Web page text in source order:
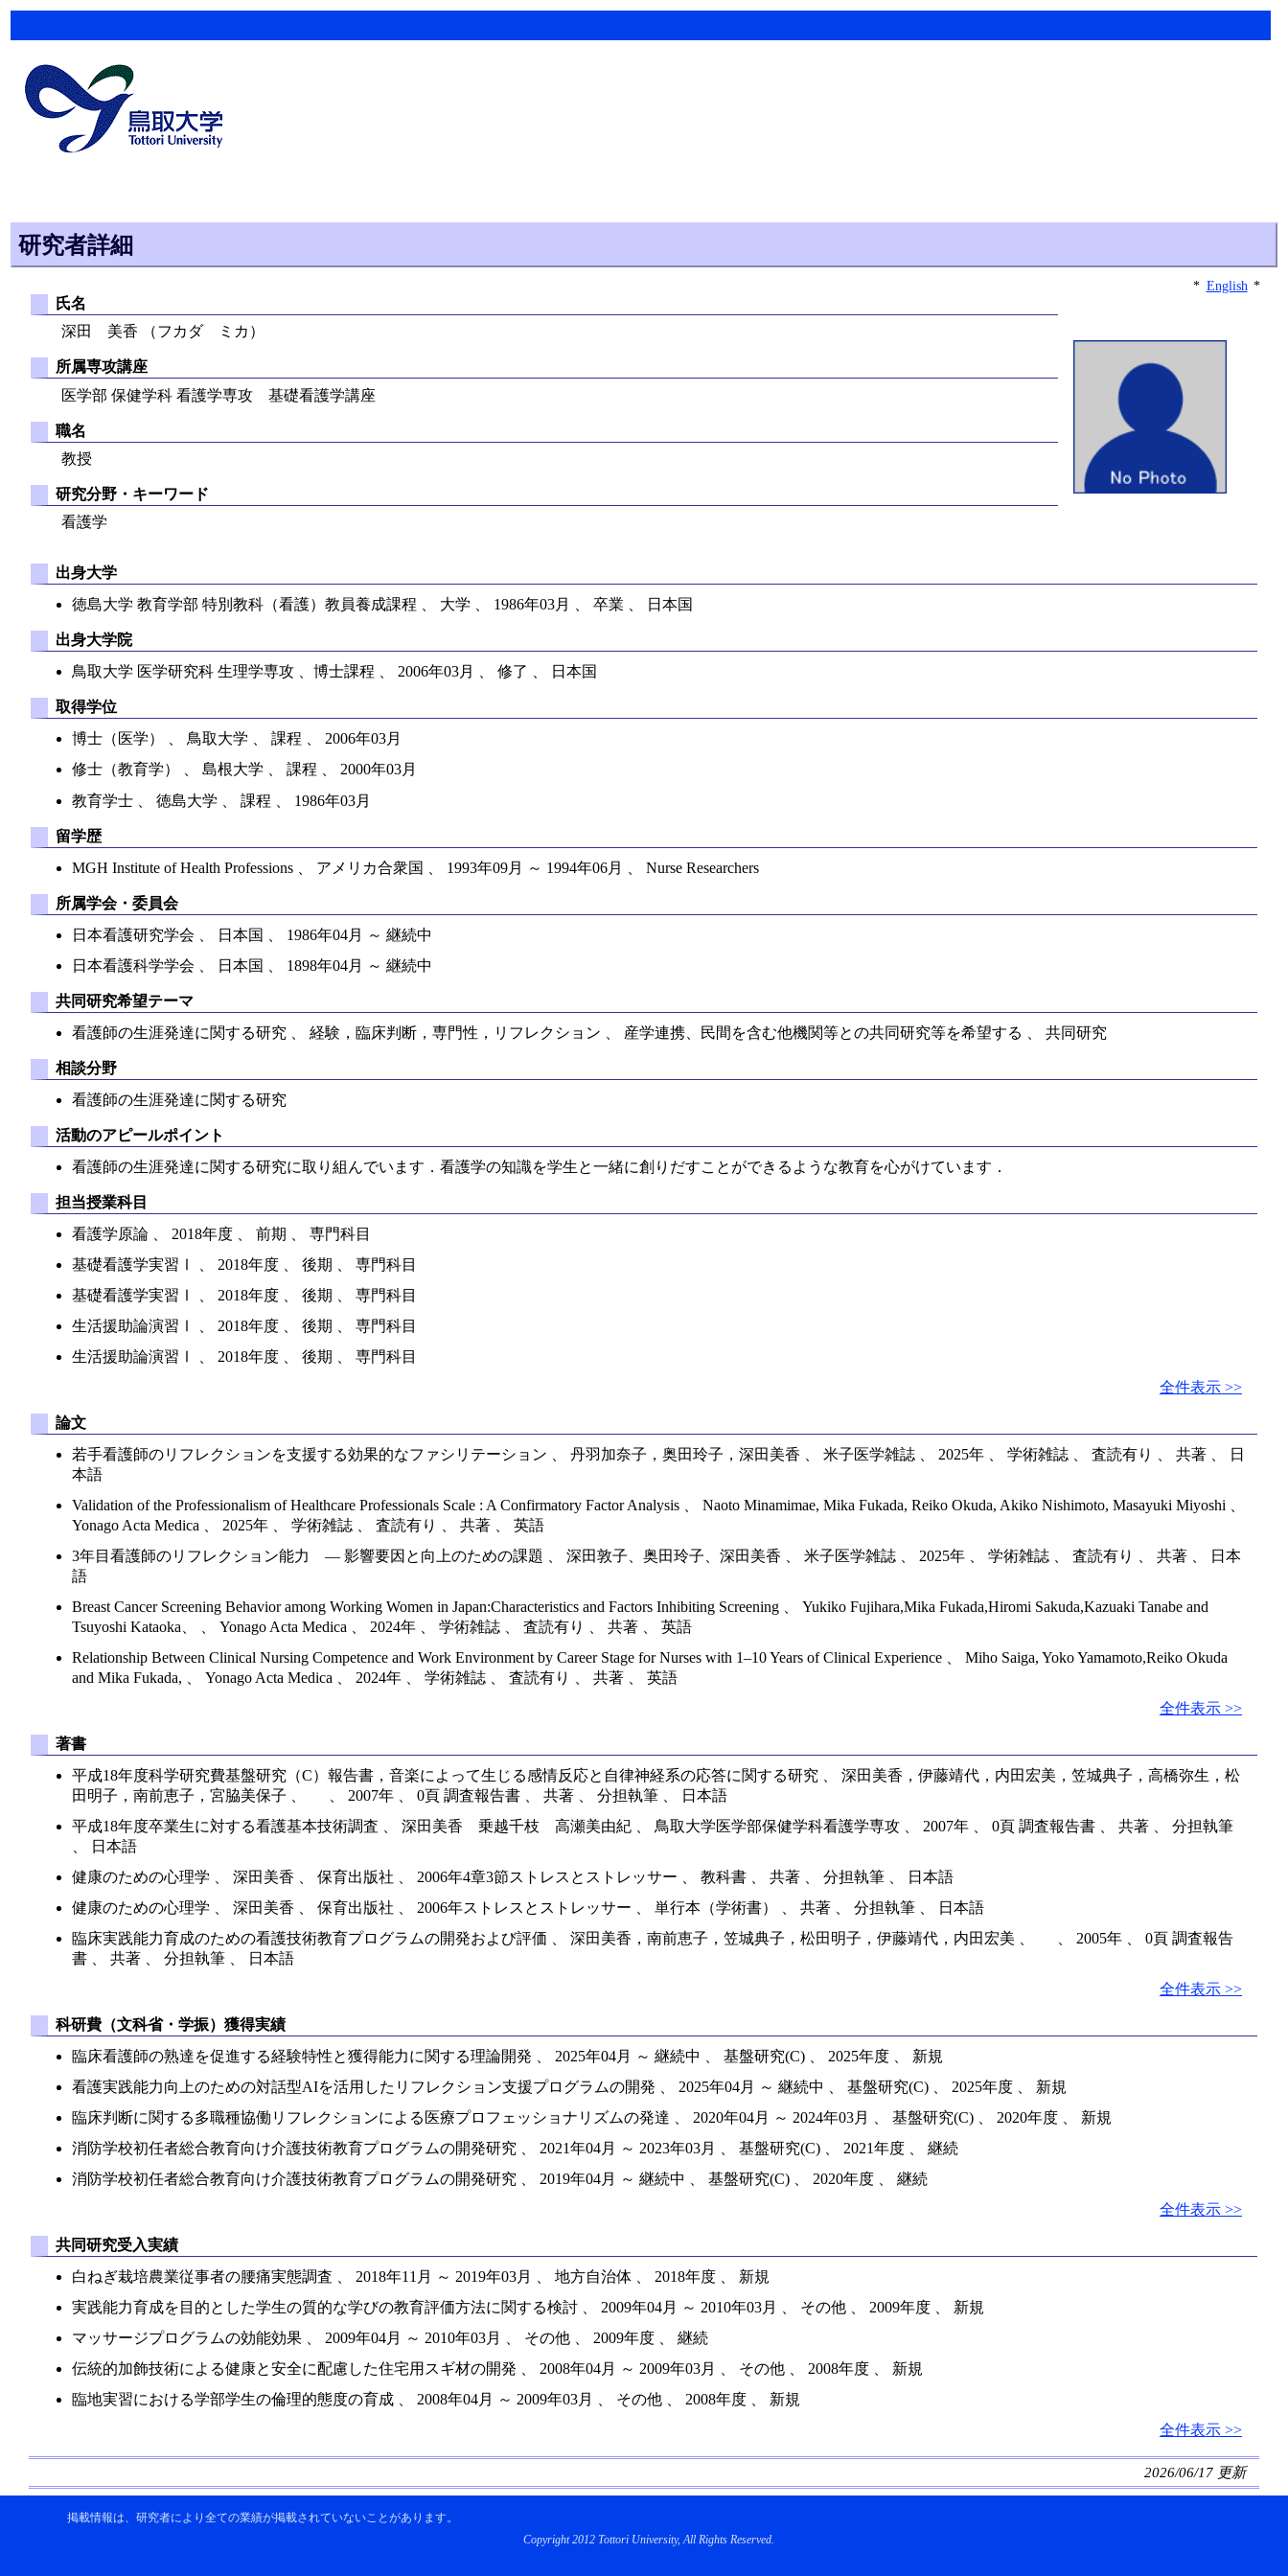
研究者詳細
* English *
氏名
深田 美香 （フカダ ミカ）
所属専攻講座
医学部 保健学科 看護学専攻 基礎看護学講座
職名
教授
研究分野・キーワード
看護学
出身大学
徳島大学 教育学部 特別教科（看護）教員養成課程 、 大学 、 1986年03月 、 卒業 、 日本国
出身大学院
鳥取大学 医学研究科 生理学専攻 、博士課程 、 2006年03月 、 修了 、 日本国
取得学位
博士（医学） 、 鳥取大学 、 課程 、 2006年03月
修士（教育学） 、 島根大学 、 課程 、 2000年03月
教育学士 、 徳島大学 、 課程 、 1986年03月
留学歴
MGH Institute of Health Professions 、 アメリカ合衆国 、 1993年09月 ～ 1994年06月 、 Nurse Researchers
所属学会・委員会
日本看護研究学会 、 日本国 、 1986年04月 ～ 継続中
日本看護科学学会 、 日本国 、 1898年04月 ～ 継続中
共同研究希望テーマ
看護師の生涯発達に関する研究 、 経験，臨床判断，専門性，リフレクション 、 産学連携、民間を含む他機関等との共同研究等を希望する 、 共同研究
相談分野
看護師の生涯発達に関する研究
活動のアピールポイント
看護師の生涯発達に関する研究に取り組んでいます．看護学の知識を学生と一緒に創りだすことができるような教育を心がけています．
担当授業科目
看護学原論 、 2018年度 、 前期 、 専門科目
基礎看護学実習Ⅰ 、 2018年度 、 後期 、 専門科目
基礎看護学実習Ⅰ 、 2018年度 、 後期 、 専門科目
生活援助論演習Ⅰ 、 2018年度 、 後期 、 専門科目
生活援助論演習Ⅰ 、 2018年度 、 後期 、 専門科目
全件表示 >>
論文
若手看護師のリフレクションを支援する効果的なファシリテーション 、 丹羽加奈子，奥田玲子，深田美香 、 米子医学雑誌 、 2025年 、 学術雑誌 、 査読有り 、 共著 、 日
本語
Validation of the Professionalism of Healthcare Professionals Scale : A Confirmatory Factor Analysis 、 Naoto Minamimae, Mika Fukada, Reiko Okuda, Akiko Nishimoto, Masayuki Miyoshi 、
Yonago Acta Medica 、 2025年 、 学術雑誌 、 査読有り 、 共著 、 英語
3年目看護師のリフレクション能力 — 影響要因と向上のための課題 、 深田敦子、奥田玲子、深田美香 、 米子医学雑誌 、 2025年 、 学術雑誌 、 査読有り 、 共著 、 日本
語
Breast Cancer Screening Behavior among Working Women in Japan:Characteristics and Factors Inhibiting Screening 、 Yukiko Fujihara,Mika Fukada,Hiromi Sakuda,Kazuaki Tanabe and
Tsuyoshi Kataoka、 、 Yonago Acta Medica 、 2024年 、 学術雑誌 、 査読有り 、 共著 、 英語
Relationship Between Clinical Nursing Competence and Work Environment by Career Stage for Nurses with 1–10 Years of Clinical Experience 、 Miho Saiga, Yoko Yamamoto,Reiko Okuda
and Mika Fukada, 、 Yonago Acta Medica 、 2024年 、 学術雑誌 、 査読有り 、 共著 、 英語
全件表示 >>
著書
平成18年度科学研究費基盤研究（C）報告書，音楽によって生じる感情反応と自律神経系の応答に関する研究 、 深田美香，伊藤靖代，内田宏美，笠城典子，高橋弥生，松
田明子，南前恵子，宮脇美保子 、 、 2007年 、 0頁 調査報告書 、 共著 、 分担執筆 、 日本語
平成18年度卒業生に対する看護基本技術調査 、 深田美香 乗越千枝 高瀬美由紀 、 鳥取大学医学部保健学科看護学専攻 、 2007年 、 0頁 調査報告書 、 共著 、 分担執筆
、 日本語
健康のための心理学 、 深田美香 、 保育出版社 、 2006年4章3節ストレスとストレッサー 、 教科書 、 共著 、 分担執筆 、 日本語
健康のための心理学 、 深田美香 、 保育出版社 、 2006年ストレスとストレッサー 、 単行本（学術書） 、 共著 、 分担執筆 、 日本語
臨床実践能力育成のための看護技術教育プログラムの開発および評価 、 深田美香，南前恵子，笠城典子，松田明子，伊藤靖代，内田宏美 、 、 2005年 、 0頁 調査報告
書 、 共著 、 分担執筆 、 日本語
全件表示 >>
科研費（文科省・学振）獲得実績
臨床看護師の熟達を促進する経験特性と獲得能力に関する理論開発 、 2025年04月 ～ 継続中 、 基盤研究(C) 、 2025年度 、 新規
看護実践能力向上のための対話型AIを活用したリフレクション支援プログラムの開発 、 2025年04月 ～ 継続中 、 基盤研究(C) 、 2025年度 、 新規
臨床判断に関する多職種協働リフレクションによる医療プロフェッショナリズムの発達 、 2020年04月 ～ 2024年03月 、 基盤研究(C) 、 2020年度 、 新規
消防学校初任者総合教育向け介護技術教育プログラムの開発研究 、 2021年04月 ～ 2023年03月 、 基盤研究(C) 、 2021年度 、 継続
消防学校初任者総合教育向け介護技術教育プログラムの開発研究 、 2019年04月 ～ 継続中 、 基盤研究(C) 、 2020年度 、 継続
全件表示 >>
共同研究受入実績
白ねぎ栽培農業従事者の腰痛実態調査 、 2018年11月 ～ 2019年03月 、 地方自治体 、 2018年度 、 新規
実践能力育成を目的とした学生の質的な学びの教育評価方法に関する検討 、 2009年04月 ～ 2010年03月 、 その他 、 2009年度 、 新規
マッサージプログラムの効能効果 、 2009年04月 ～ 2010年03月 、 その他 、 2009年度 、 継続
伝統的加飾技術による健康と安全に配慮した住宅用スギ材の開発 、 2008年04月 ～ 2009年03月 、 その他 、 2008年度 、 新規
臨地実習における学部学生の倫理的態度の育成 、 2008年04月 ～ 2009年03月 、 その他 、 2008年度 、 新規
全件表示 >>
2026/06/17 更新
掲載情報は、研究者により全ての業績が掲載されていないことがあります。
Copyright 2012 Tottori University, All Rights Reserved.